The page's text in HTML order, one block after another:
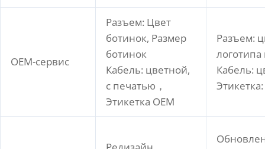
OEM-сервис
Разъем: Цвет
ботинок, Размер
ботинок
Кабель: цветной,
с печатью，
Этикетка OEM
Разъем:
логотипа
Кабель: